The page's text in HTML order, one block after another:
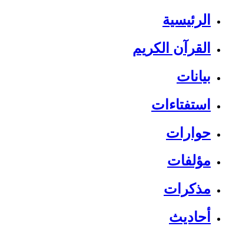
الرئيسية
القرآن الكريم
بيانات
استفتاءات
حوارات
مؤلفات
مذكرات
أحاديث